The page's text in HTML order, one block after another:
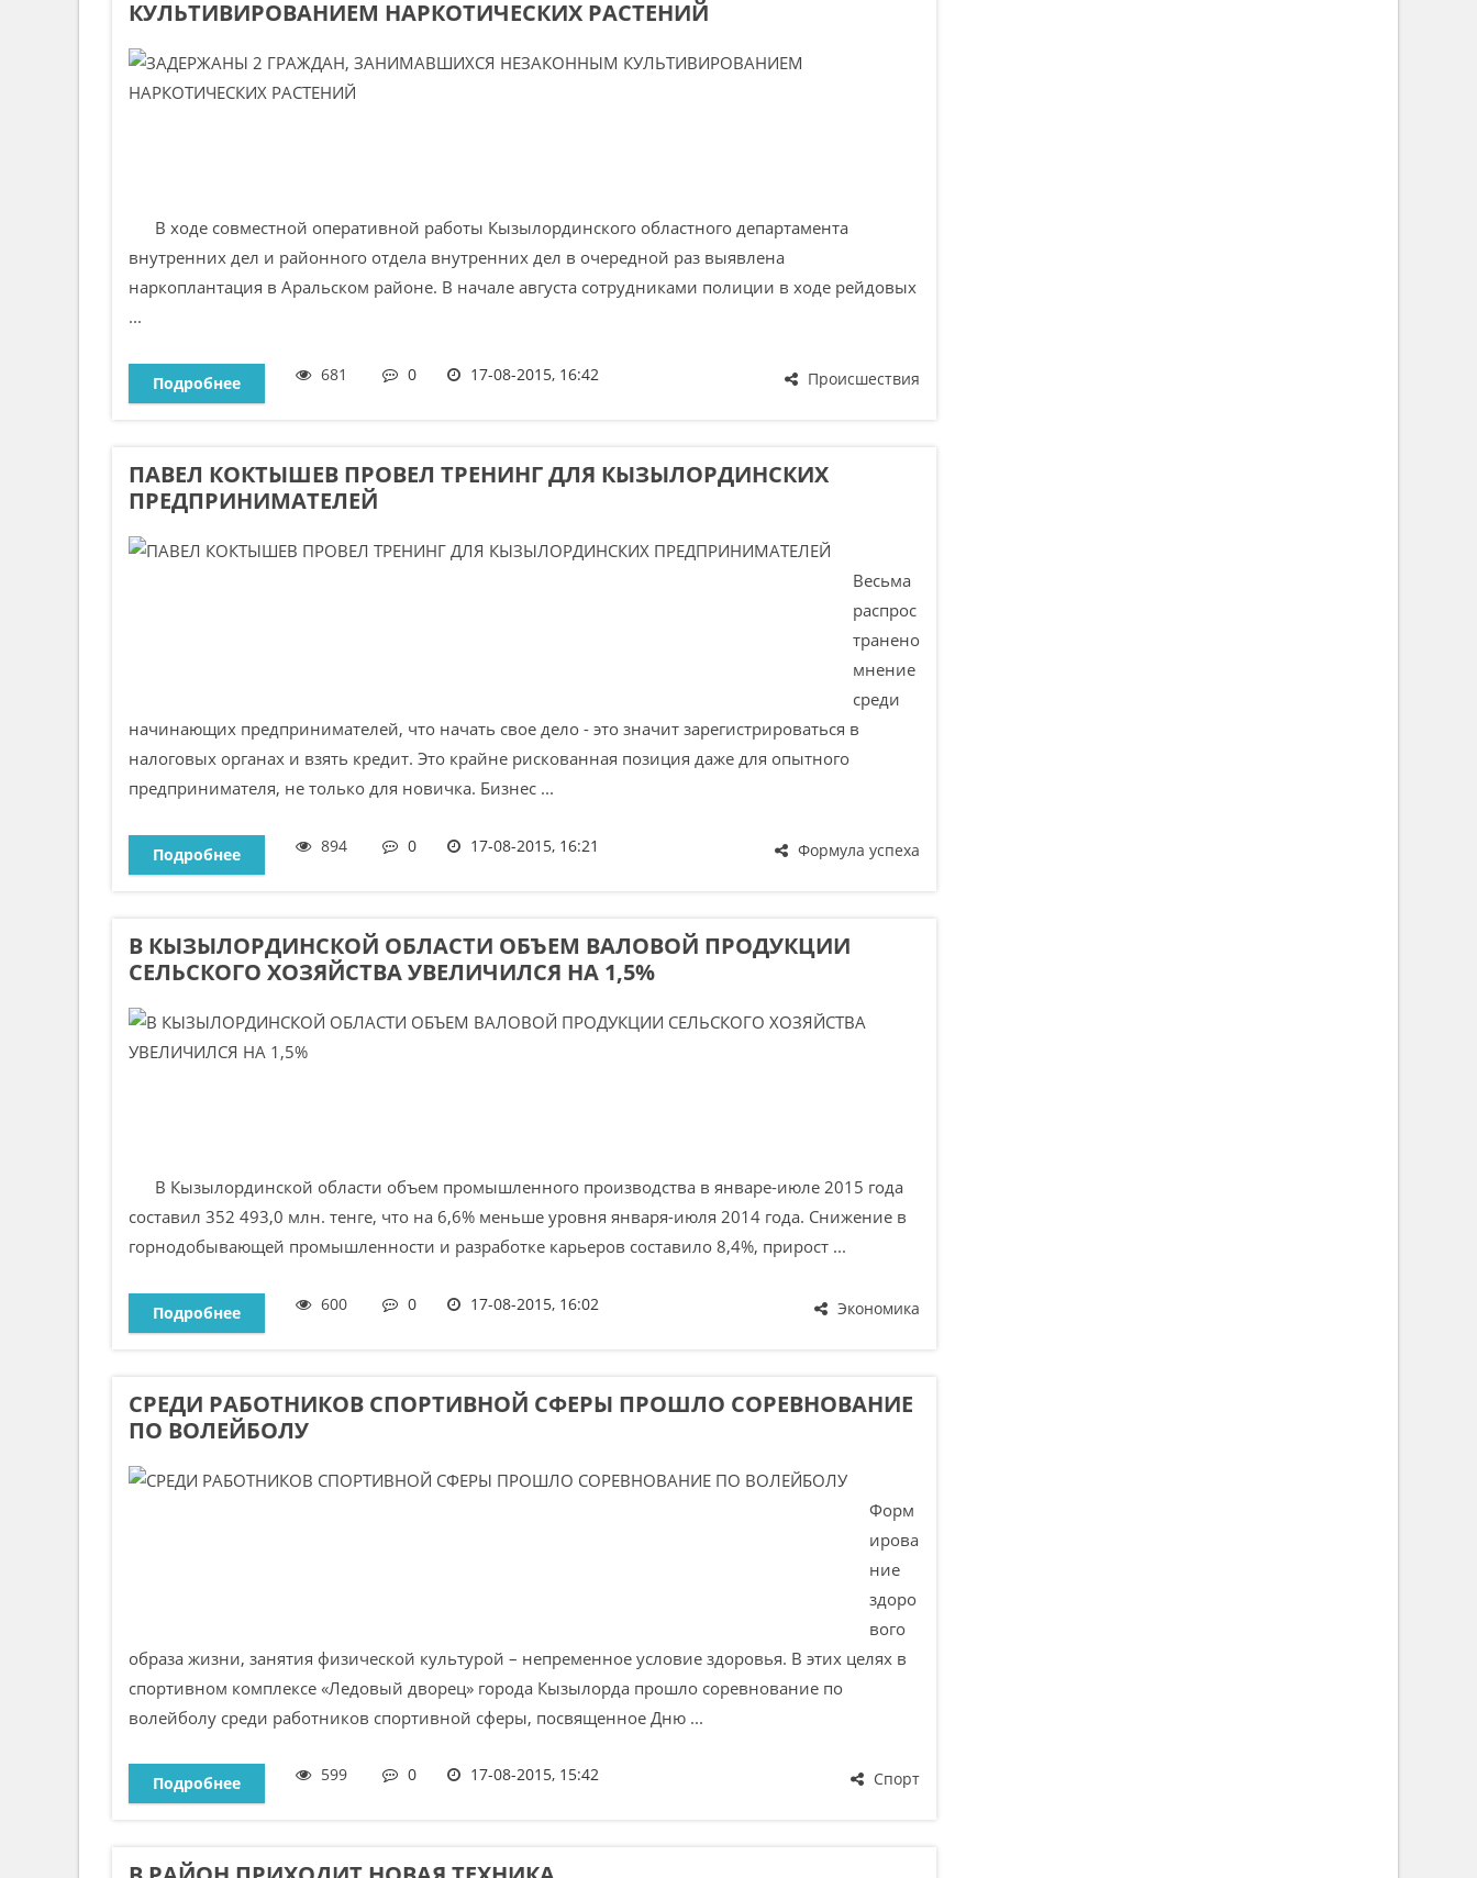
КУЛЬТИВИРОВАНИЕМ НАРКОТИЧЕСКИХ РАСТЕНИЙ
В ходе совместной оперативной работы Кызылординского областного департамента
внутренних дел и районного отдела внутренних дел в очередной раз выявлена
наркоплантация в Аральском районе. В начале августа сотрудниками полиции в ходе рейдовых
...
Происшествия
Подробнее 681 0 17-08-2015, 16:42
ПАВЕЛ КОКТЫШЕВ ПРОВЕЛ ТРЕНИНГ ДЛЯ КЫЗЫЛОРДИНСКИХ
ПРЕДПРИНИМАТЕЛЕЙ
Весьма
распрос
транено
мнение
среди
начинающих предпринимателей, что начать свое дело - это значит зарегистрироваться в
налоговых органах и взять кредит. Это крайне рискованная позиция даже для опытного
предпринимателя, не только для новичка. Бизнес ...
Формула успеха
Подробнее 894 0 17-08-2015, 16:21
В КЫЗЫЛОРДИНСКОЙ ОБЛАСТИ ОБЪЕМ ВАЛОВОЙ ПРОДУКЦИИ
СЕЛЬСКОГО ХОЗЯЙСТВА УВЕЛИЧИЛСЯ НА 1,5%
В Кызылординской области объем промышленного производства в январе-июле 2015 года
составил 352 493,0 млн. тенге, что на 6,6% меньше уровня января-июля 2014 года. Снижение в
горнодобывающей промышленности и разработке карьеров составило 8,4%, прирост ...
Экономика
Подробнее 600 0 17-08-2015, 16:02
СРЕДИ РАБОТНИКОВ СПОРТИВНОЙ СФЕРЫ ПРОШЛО СОРЕВНОВАНИЕ
ПО ВОЛЕЙБОЛУ
Форм
ирова
ние
здоро
вого
образа жизни, занятия физической культурой – непременное условие здоровья. В этих целях в
спортивном комплексе «Ледовый дворец» города Кызылорда прошло соревнование по
волейболу среди работников спортивной сферы, посвященное Дню ...
Спорт
Подробнее 599 0 17-08-2015, 15:42